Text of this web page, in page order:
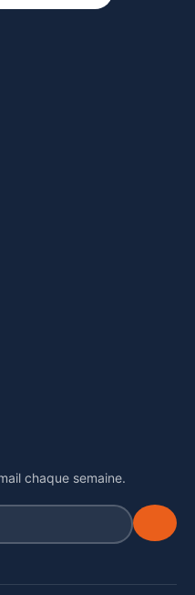
chaque semaine.